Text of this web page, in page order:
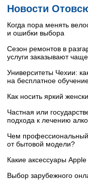
Новости
Когда пора менять
и ошибки выбора
Сезон ремонтов в
услуги заказывают
Университеты Чехии:
на бесплатное
Как носить яркий
Частная или
подхода к лечению
Чем профессиональный
от бытовой модели?
Какие аксессуары
Выбор зарубежного